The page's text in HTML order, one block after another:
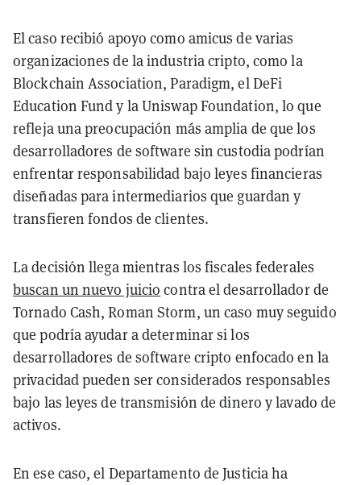
El caso recibió apoyo como amicus de varias
organizaciones de la industria cripto, como la
Blockchain Association, Paradigm, el DeFi
Education Fund y la Uniswap Foundation, lo que
refleja una preocupación más amplia de que los
desarrolladores de software sin custodia podrían
enfrentar responsabilidad bajo leyes financieras
diseñadas para intermediarios que guardan y
transfieren fondos de clientes.
La decisión llega mientras los fiscales federales
buscan un nuevo juicio contra el desarrollador de
Tornado Cash, Roman Storm, un caso muy seguido
que podría ayudar a determinar si los
desarrolladores de software cripto enfocado en la
privacidad pueden ser considerados responsables
bajo las leyes de transmisión de dinero y lavado de
activos.
En ese caso, el Departamento de Justicia ha